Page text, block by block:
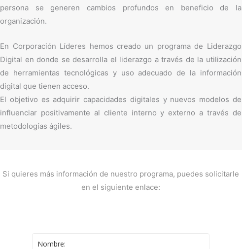
persona se generen cambios profundos en beneficio de la
organización.
En Corporación Líderes hemos creado un programa de Liderazgo
Digital en donde se desarrolla el liderazgo a través de la utilización
de herramientas tecnológicas y uso adecuado de la información
digital que tienen acceso.
El objetivo es adquirir capacidades digitales y nuevos modelos de
influenciar positivamente al cliente interno y externo a través de
metodologías ágiles.
Si quieres más información de nuestro programa, puedes solicitarle
en el siguiente enlace: